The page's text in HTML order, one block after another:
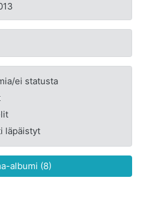
ei statusta
läpäistyt
albumi (8)